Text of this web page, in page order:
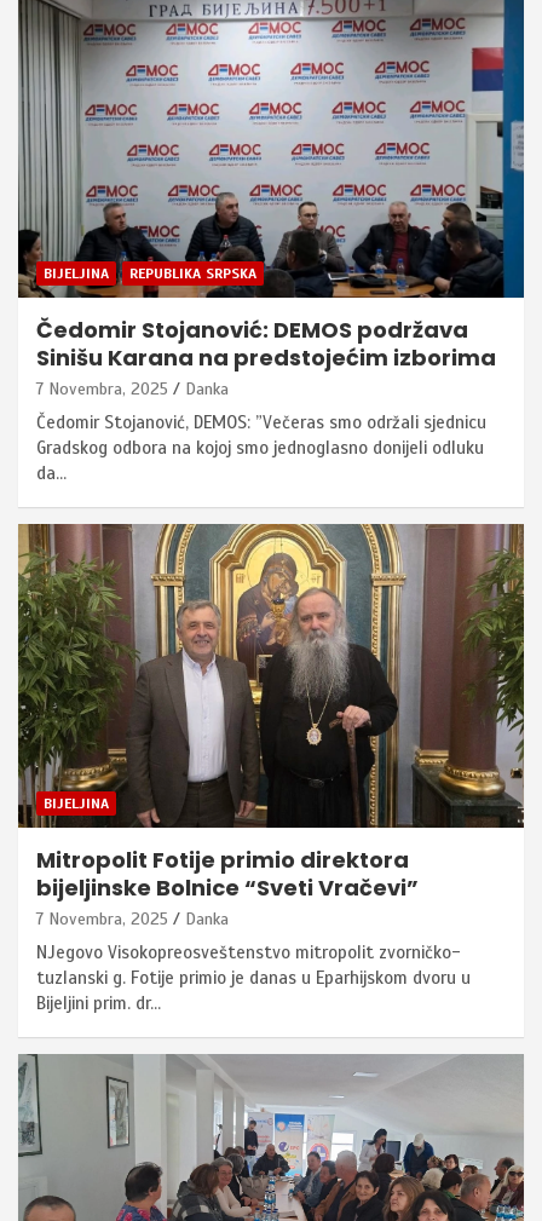
BIJELJINA REPUBLIKA SRPSKA
Čedomir Stojanović: DEMOS podržava
Sinišu Karana na predstojećim izborima
7 Novembra, 2025 Danka
Čedomir Stojanović, DEMOS: ”Večeras smo održali sjednicu
Gradskog odbora na kojoj smo jednoglasno donijeli odluku
da…
BIJELJINA
Mitropolit Fotije primio direktora
bijeljinske Bolnice “Sveti Vračevi”
7 Novembra, 2025 Danka
NJegovo Visokopreosveštenstvo mitropolit zvorničko-
tuzlanski g. Fotije primio je danas u Eparhijskom dvoru u
Bijeljini prim. dr…